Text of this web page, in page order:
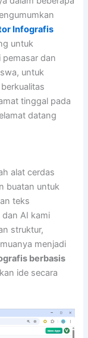
Infografis
untuk
pemasar dan
untuk
tinggal pada
datang
alat cerdas
buatan untuk
teks
AI kami
struktur,
menjadi
berbasis
ide secara